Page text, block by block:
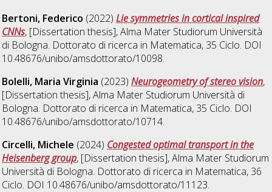
Bertoni, Federico (2022)Lie symmetries in cortical inspired
CNNs, [Dissertation thesis], Alma Mater Studiorum Università
di Bologna. Dottorato di ricerca in Matematica, 35 Ciclo. DOI
10.48676/unibo/amsdottorato/10098.
Bolelli, Maria Virginia (2023)Neurogeometry of stereo vision,
[Dissertation thesis], Alma Mater Studiorum Università di
Bologna. Dottorato di ricerca in Matematica, 35 Ciclo. DOI
10.48676/unibo/amsdottorato/10714.
Circelli, Michele (2024) Congested optimal transport in the
Heisenberg group, [Dissertation thesis], Alma Mater Studiorum
Università di Bologna. Dottorato di ricerca in Matematica, 36
Ciclo. DOI 10.48676/unibo/amsdottorato/11123.